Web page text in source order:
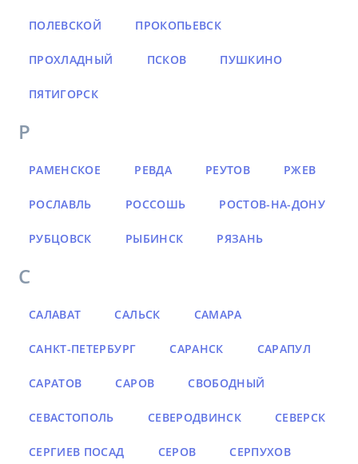
ПОЛЕВСКОЙ ПРОКОПЬЕВСК
ПРОХЛАДНЫЙ ПСКОВ ПУШКИНО
ПЯТИГОРСК
Р
РАМЕНСКОЕ РЕВДА РЕУТОВ РЖЕВ
РОСЛАВЛЬ РОССОШЬ РОСТОВ-НА-ДОНУ
РУБЦОВСК РЫБИНСК РЯЗАНЬ
С
САЛАВАТ САЛЬСК САМАРА
САНКТ-ПЕТЕРБУРГ САРАНСК САРАПУЛ
САРАТОВ САРОВ СВОБОДНЫЙ
СЕВАСТОПОЛЬ СЕВЕРОДВИНСК СЕВЕРСК
СЕРГИЕВ ПОСАД СЕРОВ СЕРПУХОВ